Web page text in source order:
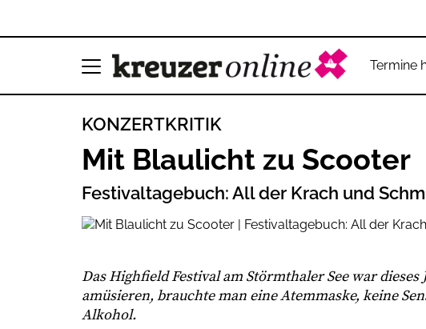
Termine
KONZERTKRITIK
Mit Blaulicht zu Scooter
Festivaltagebuch: All der Krach und
Das Highfield Festival am Störmthaler See war
amüsieren, brauchte man eine Atemmaske, keine
Alkohol.